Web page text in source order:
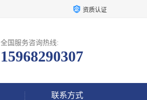
资质认证
全国服务咨询热线:
15968290307
联系方式